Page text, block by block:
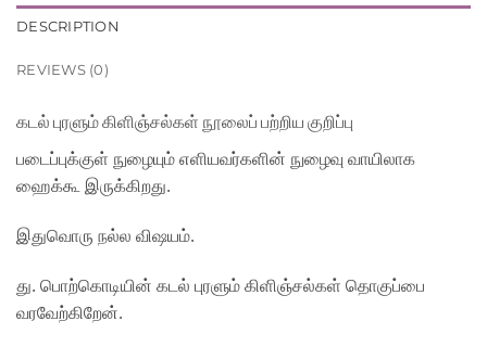
DESCRIPTION
REVIEWS (0)
கடல் புரளும் கிளிஞ்சல்கள் நூலைப் பற்றிய குறிப்பு
படைப்புக்குள் நுழையும் எளியவர்களின் நுழைவு வாயிலாக
ஹைக்கூ இருக்கிறது.
இதுவொரு நல்ல விஷயம்.
து. பொற்கொடியின் கடல் புரளும் கிளிஞ்சல்கள் தொகுப்பை
வரவேற்கிறேன்.